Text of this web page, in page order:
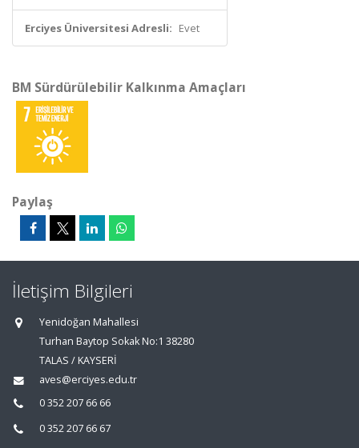
Erciyes Üniversitesi Adresli: Evet
BM Sürdürülebilir Kalkınma Amaçları
Paylaş
İletişim Bilgileri
Yenidoğan Mahallesi
Turhan Baytop Sokak No:1 38280
TALAS / KAYSERİ
aves@erciyes.edu.tr
0 352 207 66 66
0 352 207 66 67